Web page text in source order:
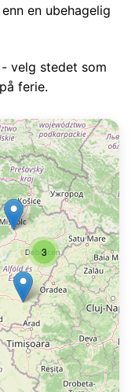
en ubehagelig
velg stedet som
ferie.
3